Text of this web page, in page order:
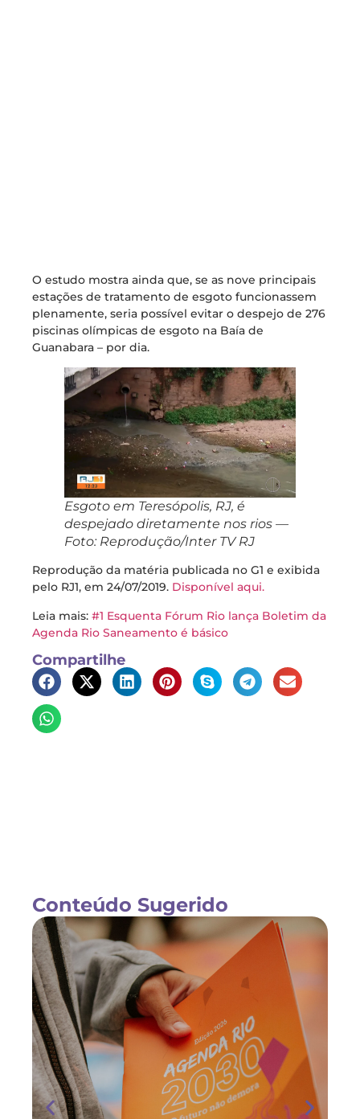
O estudo mostra ainda que, se as nove principais
estações de tratamento de esgoto funcionassem
plenamente, seria possível evitar o despejo de 276
piscinas olímpicas de esgoto na Baía de
Guanabara – por dia.
Esgoto em Teresópolis, RJ, é
despejado diretamente nos rios —
Foto: Reprodução/Inter TV RJ
Reprodução da matéria publicada no G1 e exibida
pelo RJ1, em 24/07/2019. Disponível aqui.
Leia mais: #1 Esquenta Fórum Rio lança Boletim da
Agenda Rio Saneamento é básico
Compartilhe
Conteúdo Sugerido